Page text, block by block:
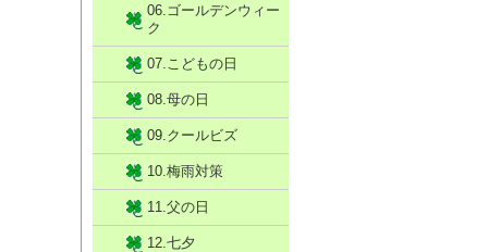
06.ゴールデンウィー
ク
07.こどもの日
08.母の日
09.クールビズ
10.梅雨対策
11.父の日
12.七夕